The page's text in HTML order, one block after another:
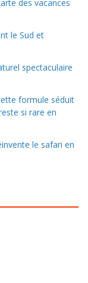
des vacances
le Sud et
spectaculaire
formule séduit
si rare en
le safari en